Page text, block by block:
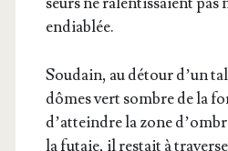
endiablée.
Sou­dain, au détour d’un
dômes vert sombre de la
d’at­teindre la zone
la futaie, il res­tait à